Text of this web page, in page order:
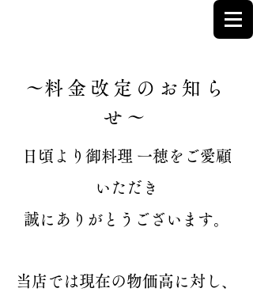
​〜料金改定のお知ら
せ〜
日頃より御料理 一穂をご愛顧
いただき
誠にありがとうございます。
当店では現在の物価高に対し、